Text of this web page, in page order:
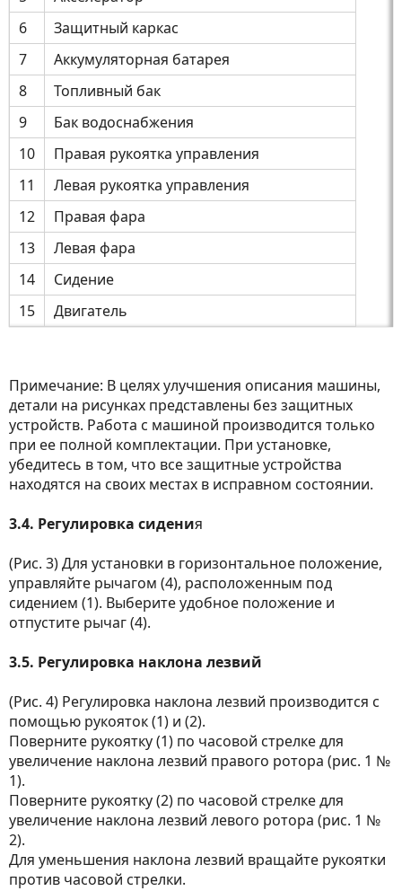
6
Защитный каркас
7
Аккумуляторная батарея
8
Топливный бак
9
Бак водоснабжения
10
Правая рукоятка управления
11
Левая рукоятка управления
12
Правая фара
13
Левая фара
14
Сидение
15
Двигатель
Примечание: В целях улучшения описания машины,
детали на рисунках представлены без защитных
устройств. Работа с машиной производится только
при ее полной комплектации. При установке,
убедитесь в том, что все защитные устройства
находятся на своих местах в исправном состоянии.
3.4. Регулировка сидения
(Рис. 3) Для установки в горизонтальное положение,
управляйте рычагом (4), расположенным под
сидением (1). Выберите удобное положение и
отпустите рычаг (4).
3.5. Регулировка наклона лезвий
(Рис. 4) Регулировка наклона лезвий производится с
помощью рукояток (1) и (2).
Поверните рукоятку (1) по часовой стрелке для
увеличение наклона лезвий правого ротора (рис. 1 №
1).
Поверните рукоятку (2) по часовой стрелке для
увеличение наклона лезвий левого ротора (рис. 1 №
2).
Для уменьшения наклона лезвий вращайте рукоятки
против часовой стрелки.